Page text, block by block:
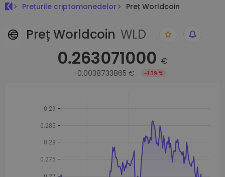
Prețurile criptomonedelor Preț Worldcoin
Preț Worldcoin WLD
0.263071000 €
-0.0038733865 € -1.39 %